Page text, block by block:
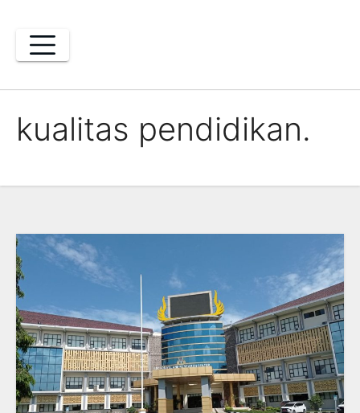
content
kualitas pendidikan.